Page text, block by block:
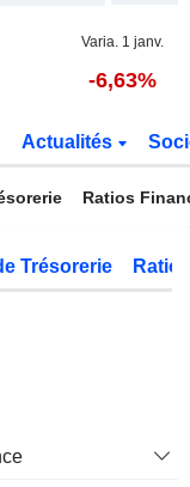
Varia. 1 janv.
-6,63%
Actualités
Ratios
Trésorerie